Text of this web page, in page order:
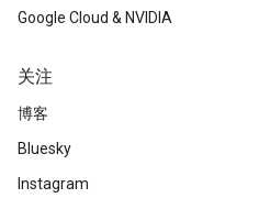
Google Cloud & NVIDIA
关注
博客
Bluesky
Instagram